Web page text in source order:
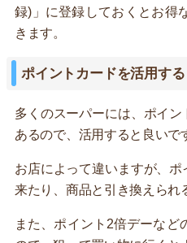
録)」に登録しておくとお得
きます。
ポイントカードを活用する
多くのスーパーには、ポイ
あるので、活用すると良いで
お店によって違いますが、
来たり、商品と引き換えられ
また、ポイント2倍デーなど